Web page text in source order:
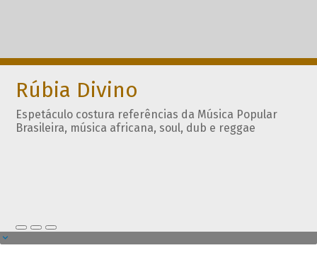
Rúbia Divino
Espetáculo costura referências da Música Popular
Brasileira, música africana, soul, dub e reggae